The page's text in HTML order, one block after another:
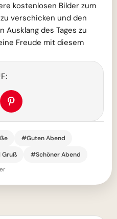
kostenlosen Bilder zum
verschicken und den
Ausklang des Tages zu
Freude mit diesem
#Guten Abend
Gruß
#Schöner Abend